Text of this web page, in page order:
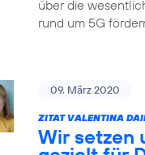
über die
rund um 5G
09. März 2020
ZITAT VALENTINA
Wir setzen